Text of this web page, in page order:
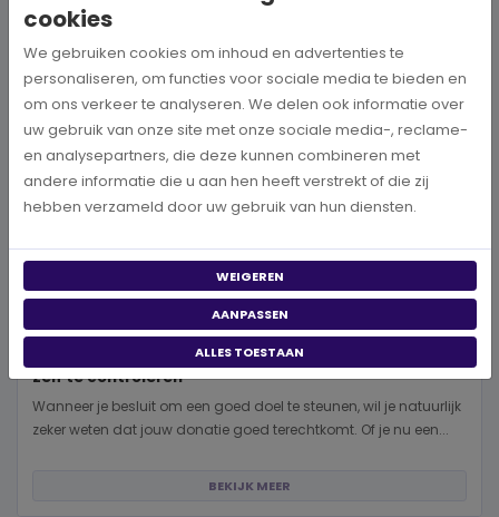
Is een goed doel betrouwbaar? 5 manieren om dit
zelf te controleren
Wanneer je besluit om een goed doel te steunen, wil je natuurlijk
zeker weten dat jouw donatie goed terechtkomt. Of je nu een...
BEKIJK MEER
cookies
We gebruiken cookies om inhoud en advertenties te
personaliseren, om functies voor sociale media te bieden en
om ons verkeer te analyseren. We delen ook informatie over
uw gebruik van onze site met onze sociale media-, reclame-
en analysepartners, die deze kunnen combineren met
andere informatie die u aan hen heeft verstrekt of die zij
hebben verzameld door uw gebruik van hun diensten.
WEIGEREN
AANPASSEN
ALLES TOESTAAN